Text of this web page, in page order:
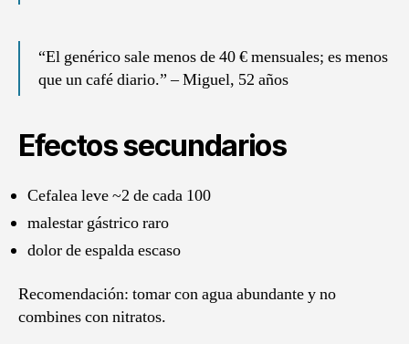
“El genérico sale menos de 40 € mensuales; es menos
que un café diario.” – Miguel, 52 años
Efectos secundarios
Cefalea leve ~2 de cada 100
malestar gástrico raro
dolor de espalda escaso
Recomendación: tomar con agua abundante y no
combines con nitratos.